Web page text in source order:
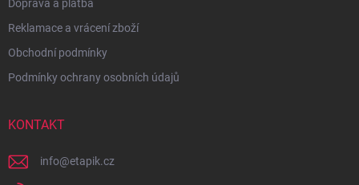
Doprava a platba
Reklamace a vrácení zboží
Obchodní podmínky
Podmínky ochrany osobních údajů
KONTAKT
info@etapik.cz